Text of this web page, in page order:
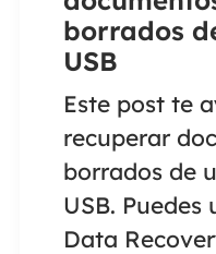
borrados
USB
Este post te
recuperar
borrados de
USB. Puedes
Data